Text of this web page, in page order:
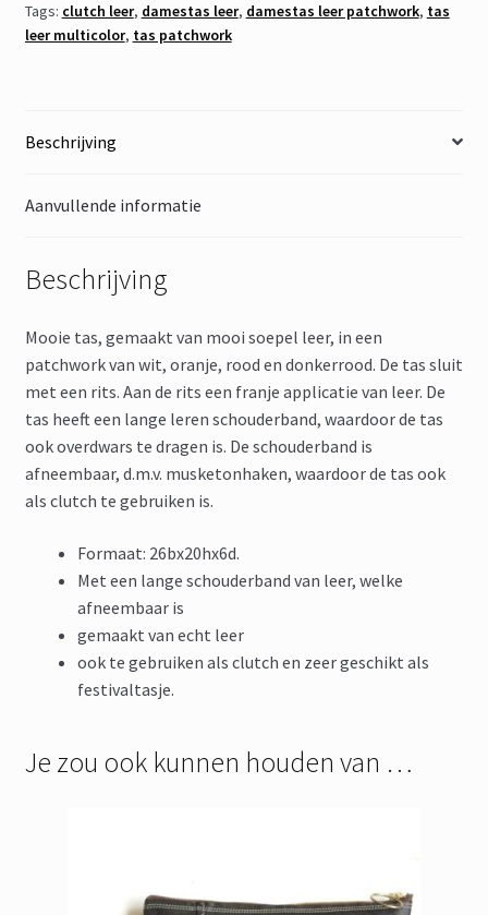
Tags: clutch leer, damestas leer, damestas leer patchwork, tas
leer multicolor, tas patchwork
Beschrijving
Aanvullende informatie
Beschrijving
Mooie tas, gemaakt van mooi soepel leer, in een
patchwork van wit, oranje, rood en donkerrood. De tas sluit
met een rits. Aan de rits een franje applicatie van leer. De
tas heeft een lange leren schouderband, waardoor de tas
ook overdwars te dragen is. De schouderband is
afneembaar, d.m.v. musketonhaken, waardoor de tas ook
als clutch te gebruiken is.
Formaat: 26bx20hx6d.
Met een lange schouderband van leer, welke
afneembaar is
gemaakt van echt leer
ook te gebruiken als clutch en zeer geschikt als
festivaltasje.
Je zou ook kunnen houden van …